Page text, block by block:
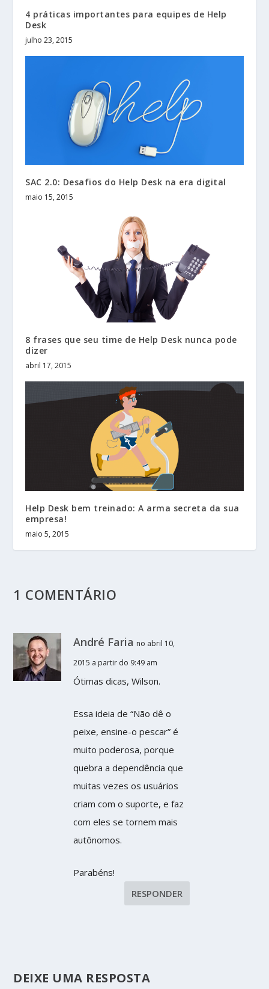
4 práticas importantes para equipes de Help
Desk
julho 23, 2015
SAC 2.0: Desafios do Help Desk na era digital
maio 15, 2015
8 frases que seu time de Help Desk nunca pode
dizer
abril 17, 2015
Help Desk bem treinado: A arma secreta da sua
empresa!
maio 5, 2015
1 COMENTÁRIO
André Faria no abril 10,
2015 a partir do 9:49 am
Ótimas dicas, Wilson.
Essa ideia de “Não dê o
peixe, ensine-o pescar” é
muito poderosa, porque
quebra a dependência que
muitas vezes os usuários
criam com o suporte, e faz
com eles se tornem mais
autônomos.
Parabéns!
RESPONDER
DEIXE UMA RESPOSTA